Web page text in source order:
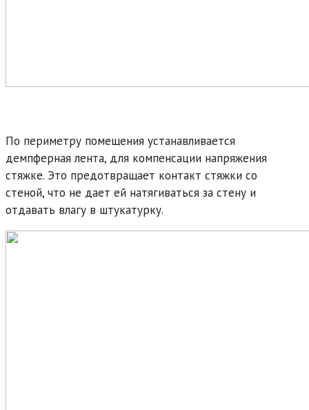
По периметру помещения устанавливается
демпферная лента, для компенсации напряжения
стяжке. Это предотвращает контакт стяжки со
стеной, что не дает ей натягиваться за стену и
отдавать влагу в штукатурку.